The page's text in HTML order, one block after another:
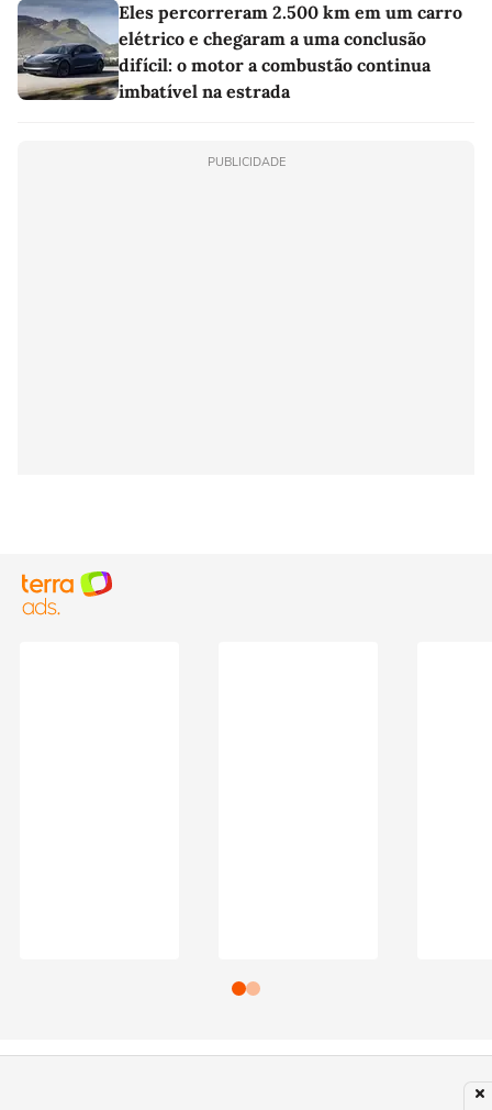
Eles percorreram 2.500 km em um carro
elétrico e chegaram a uma conclusão
difícil: o motor a combustão continua
imbatível na estrada
PUBLICIDADE